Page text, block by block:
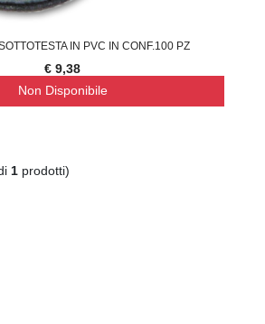
IN PVC IN CONF.100 PZ
€ 9,38
Non Disponibile
1 prodotti)